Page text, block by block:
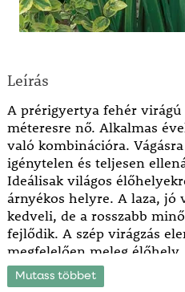
Leírás
A prérigyertya fehér virágú
méteresre nő. Alkalmas
való kombinációra.
igénytelen és teljesen
Ideálisak világos
árnyékos helyre. A laza, jó
kedveli, de a rosszabb
fejlődik. A szép virágzás
megfelelően meleg
őshazájának - Észak-
prérijei - köszönhető.
Mutass többet